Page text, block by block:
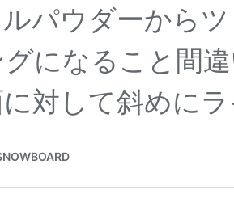
パウダーから
になること間
に対して斜めに